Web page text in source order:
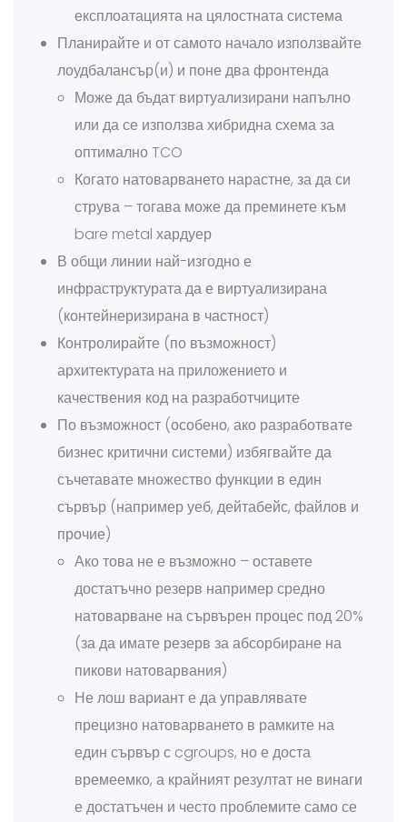
експлоатацията на цялостната система
Планирайте и от самото начало използвайте
лоудбалансър(и) и поне два фронтенда
Може да бъдат виртуализирани напълно
или да се използва хибридна схема за
оптимално TCO
Когато натоварването нарастне, за да си
струва – тогава може да преминете към
bare metal хардуер
В общи линии най-изгодно е
инфраструктурата да е виртуализирана
(контейнеризирана в частност)
Контролирайте (по възможност)
архитектурата на приложението и
качествения код на разработчиците
По възможност (особено, ако разработвате
бизнес критични системи) избягвайте да
съчетавате множество функции в един
сървър (например уеб, дейтабейс, файлов и
прочие)
Ако това не е възможно – оставете
достатъчно резерв например средно
натоварване на сървърен процес под 20%
(за да имате резерв за абсорбиране на
пикови натоварвания)
Не лош вариант е да управлявате
прецизно натоварването в рамките на
един сървър с cgroups, но е доста
времеемко, а крайният резултат не винаги
е достатъчен и често проблемите само се